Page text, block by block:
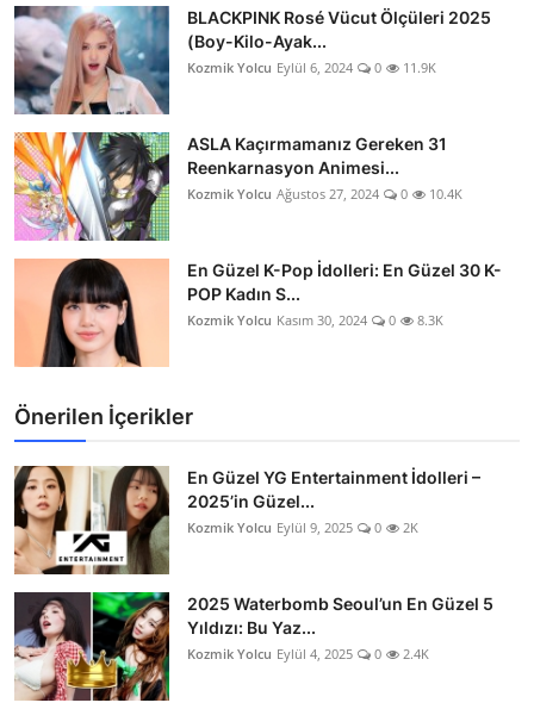
BLACKPINK Rosé Vücut Ölçüleri 2025
(Boy-Kilo-Ayak...
Kozmik Yolcu Eylül 6, 2024 0 11.9K
ASLA Kaçırmamanız Gereken 31
Reenkarnasyon Animesi...
Kozmik Yolcu Ağustos 27, 2024 0 10.4K
En Güzel K-Pop İdolleri: En Güzel 30 K-
POP Kadın S...
Kozmik Yolcu Kasım 30, 2024 0 8.3K
Önerilen İçerikler
En Güzel YG Entertainment İdolleri –
2025’in Güzel...
Kozmik Yolcu Eylül 9, 2025 0 2K
2025 Waterbomb Seoul’un En Güzel 5
Yıldızı: Bu Yaz...
Kozmik Yolcu Eylül 4, 2025 0 2.4K